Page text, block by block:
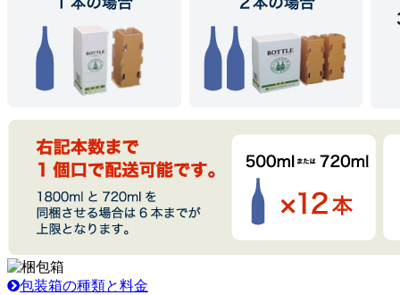
包装箱の種類と料金